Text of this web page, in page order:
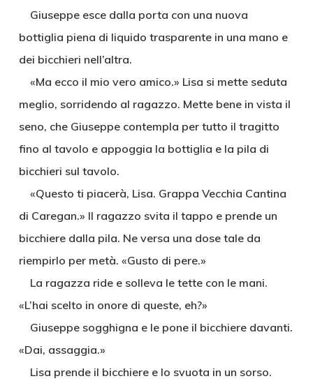
Giuseppe esce dalla porta con una nuova
bottiglia piena di liquido trasparente in una mano e
dei bicchieri nell’altra.
«Ma ecco il mio vero amico.» Lisa si mette seduta
meglio, sorridendo al ragazzo. Mette bene in vista il
seno, che Giuseppe contempla per tutto il tragitto
fino al tavolo e appoggia la bottiglia e la pila di
bicchieri sul tavolo.
«Questo ti piacerà, Lisa. Grappa Vecchia Cantina
di Caregan.» Il ragazzo svita il tappo e prende un
bicchiere dalla pila. Ne versa una dose tale da
riempirlo per metà. «Gusto di pere.»
La ragazza ride e solleva le tette con le mani.
«L’hai scelto in onore di queste, eh?»
Giuseppe sogghigna e le pone il bicchiere davanti.
«Dai, assaggia.»
Lisa prende il bicchiere e lo svuota in un sorso.